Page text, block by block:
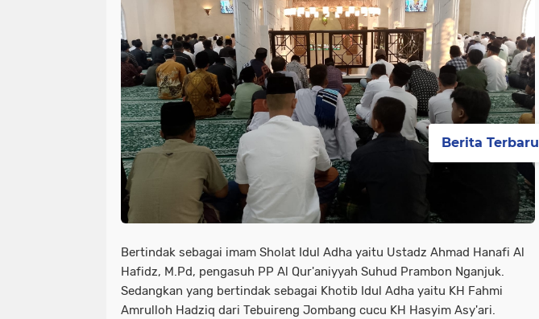
Bertindak sebagai imam Sholat Idul Adha yaitu Ustadz Ahmad Hanafi Al
Hafidz, M.Pd, pengasuh PP Al Qur'aniyyah Suhud Prambon Nganjuk.
Sedangkan yang bertindak sebagai Khotib Idul Adha yaitu KH Fahmi
Amrulloh Hadziq dari Tebuireng Jombang cucu KH Hasyim Asy'ari.
Berita Terbaru